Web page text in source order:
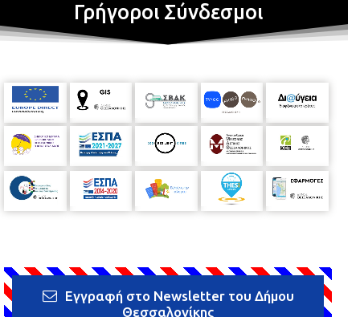
Γρήγοροι Σύνδεσμοι
Εγγραφή στο Newsletter του Δήμου
Θεσσαλονίκης